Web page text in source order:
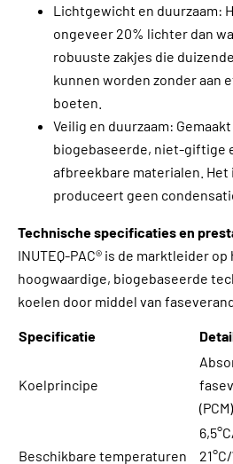
Lichtgewicht en duurzaam:
ongeveer 20% lichter dan
robuuste zakjes die
kunnen worden zonder aan
boeten.
Veilig en duurzaam: Gemaakt
biogebaseerde, niet-giftige
afbreekbare materialen.
produceert geen
Technische specificaties en
INUTEQ-PAC® is de marktleider
hoogwaardige, biogebaseerde
koelen door middel van
Specificatie
Koelprincipe
(PCM)
Beschikbare temperaturen